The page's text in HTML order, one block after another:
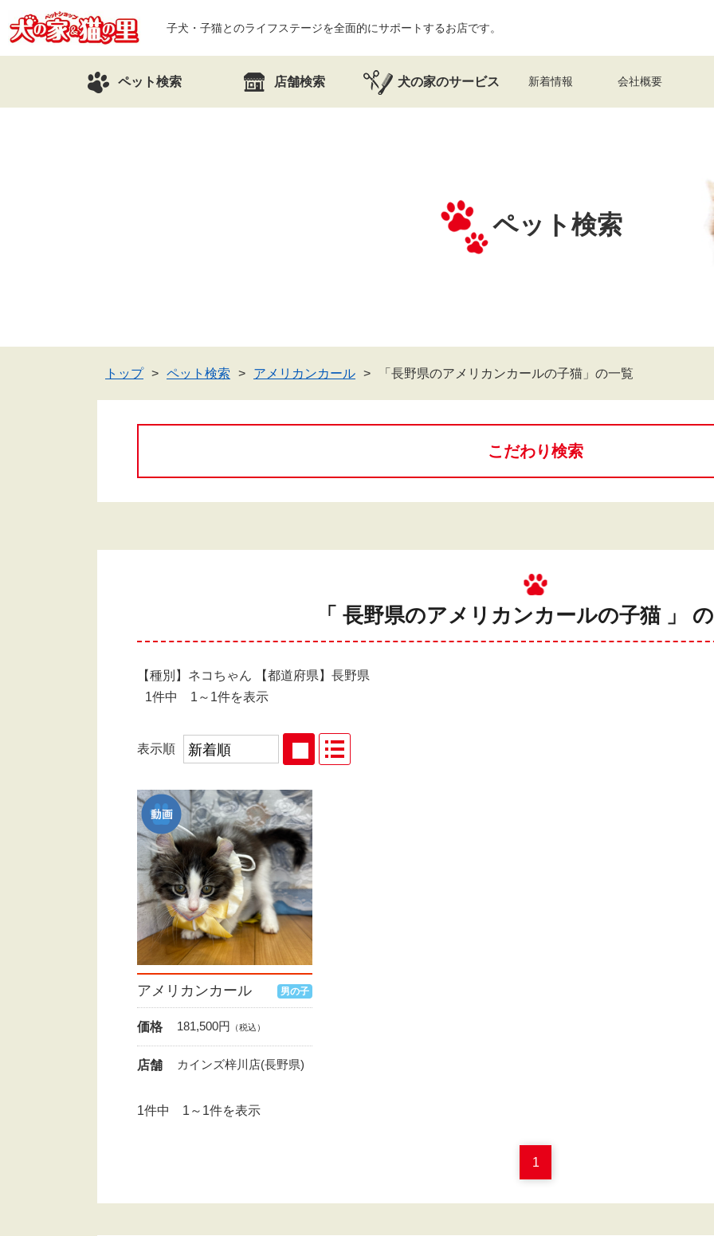
子犬・子猫とのライフステージを全面的にサポートするお店です。
ペット検索 店舗検索 犬の家のサービス 新着情報 会社概要
ペット検索
トップ ペット検索 アメリカンカール 「長野県のアメリカンカールの子猫」の一覧
こだわり検索
「 長野県のアメリカンカールの子猫 」
【種別】ネコちゃん 【都道府県】長野県
1件中 1～1件を表示
表示順
アメリカンカール 男の子
価格 181,500円 （税込）
店舗 カインズ梓川店(長野県)
1件中 1～1件を表示
1